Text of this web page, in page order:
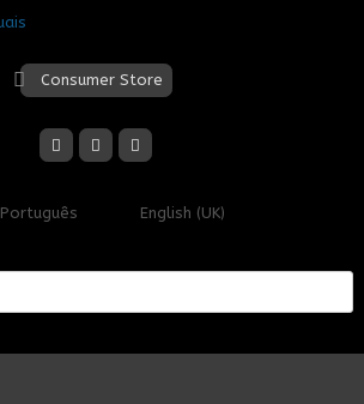
Consumer Store
Português English (UK)